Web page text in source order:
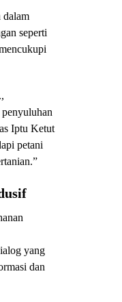
dalam
seperti
Iptu Ketut
petani
yang
dan